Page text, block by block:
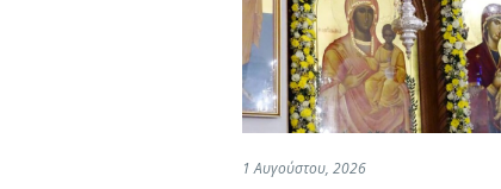
1 Αυγούστου, 2026